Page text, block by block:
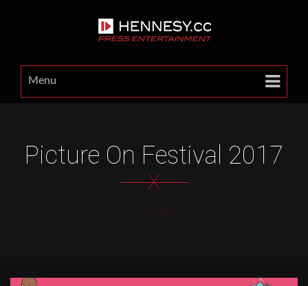
Menu
Picture On Festival 2017
X
HOME